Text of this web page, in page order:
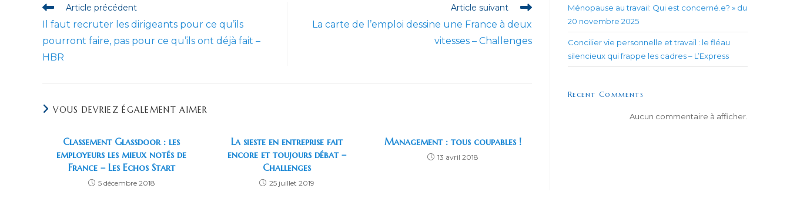
Read
more
articles
Article précédent
Il faut recruter les dirigeants pour ce qu’ils
pourront faire, pas pour ce qu’ils ont déjà fait –
HBR
Article suivant
La carte de l’emploi dessine une France à deux
vitesses – Challenges
VOUS DEVRIEZ ÉGALEMENT AIMER
Classement Glassdoor : les
employeurs les mieux notés de
France – Les Echos Start
5 décembre 2018
La sieste en entreprise fait
encore et toujours débat –
Challenges
25 juillet 2019
Management : tous coupables !
13 avril 2018
Ménopause au travail: Qui est concerné.e? » du
20 novembre 2025
Concilier vie personnelle et travail : le fléau
silencieux qui frappe les cadres – L’Express
Recent Comments
Aucun commentaire à afficher.